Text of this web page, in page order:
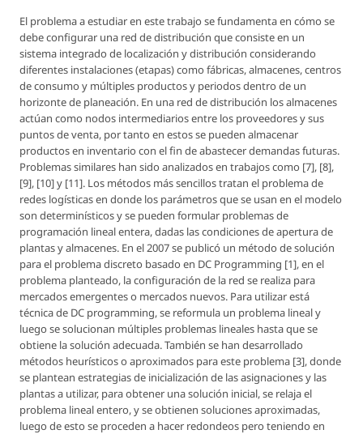
El problema a estudiar en este trabajo se fundamenta en cómo se
debe configurar una red de distribución que consiste en un
sistema integrado de localización y distribución considerando
diferentes instalaciones (etapas) como fábricas, almacenes, centros
de consumo y múltiples productos y periodos dentro de un
horizonte de planeación. En una red de distribución los almacenes
actúan como nodos intermediarios entre los proveedores y sus
puntos de venta, por tanto en estos se pueden almacenar
productos en inventario con el fin de abastecer demandas futuras.
Problemas similares han sido analizados en trabajos como [7], [8],
[9], [10] y [11]. Los métodos más sencillos tratan el problema de
redes logísticas en donde los parámetros que se usan en el modelo
son determinísticos y se pueden formular problemas de
programación lineal entera, dadas las condiciones de apertura de
plantas y almacenes. En el 2007 se publicó un método de solución
para el problema discreto basado en DC Programming [1], en el
problema planteado, la configuración de la red se realiza para
mercados emergentes o mercados nuevos. Para utilizar está
técnica de DC programming, se reformula un problema lineal y
luego se solucionan múltiples problemas lineales hasta que se
obtiene la solución adecuada. También se han desarrollado
métodos heurísticos o aproximados para este problema [3], donde
se plantean estrategias de inicialización de las asignaciones y las
plantas a utilizar, para obtener una solución inicial, se relaja el
problema lineal entero, y se obtienen soluciones aproximadas,
luego de esto se proceden a hacer redondeos pero teniendo en